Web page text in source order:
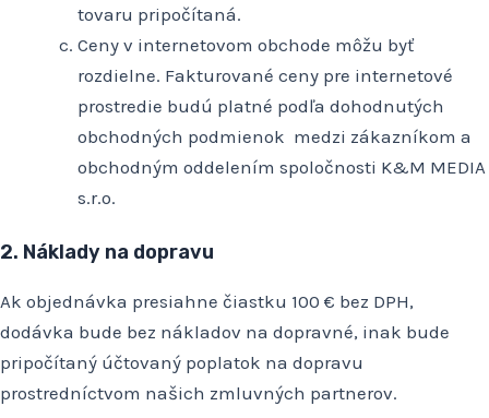
tovaru pripočítaná.
Ceny v internetovom obchode môžu byť
rozdielne. Fakturované ceny pre internetové
prostredie budú platné podľa dohodnutých
obchodných podmienok medzi zákazníkom a
obchodným oddelením spoločnosti K&M MEDIA
s.r.o.
2. Náklady na dopravu
Ak objednávka presiahne čiastku 100 € bez DPH,
dodávka bude bez nákladov na dopravné, inak bude
pripočítaný účtovaný poplatok na dopravu
prostredníctvom našich zmluvných partnerov.